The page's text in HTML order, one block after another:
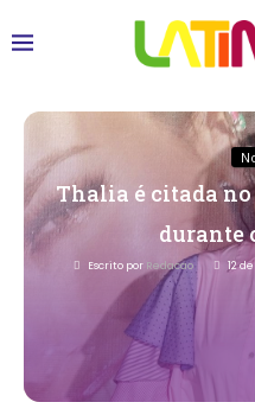
Thalia é citada no
durante
Escrito por Redacao 12